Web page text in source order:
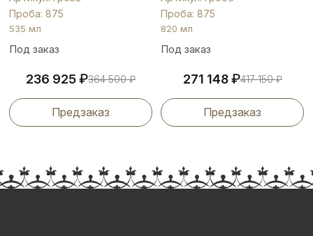
Проба: 875
535 мл
Под заказ
236 925₽364 500₽
Предзаказ
Проба: 875
820 мл
Под заказ
271 148₽417 150₽
Предзаказ